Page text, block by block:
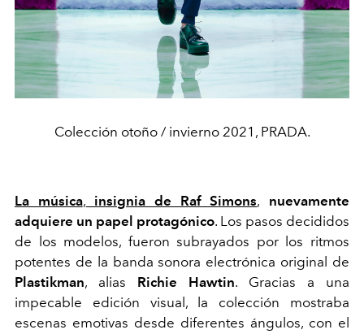
Colección otoño / invierno 2021, PRADA.
La música, insignia de Raf Simons, nuevamente
adquiere un papel protagónico. Los pasos decididos
de los modelos, fueron subrayados por los ritmos
potentes de la banda sonora electrónica original de
Plastikman, alias Richie Hawtin. Gracias a una
impecable edición visual, la colección mostraba
escenas emotivas desde diferentes ángulos, con el